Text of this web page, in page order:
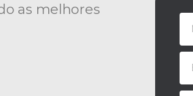
as melhores